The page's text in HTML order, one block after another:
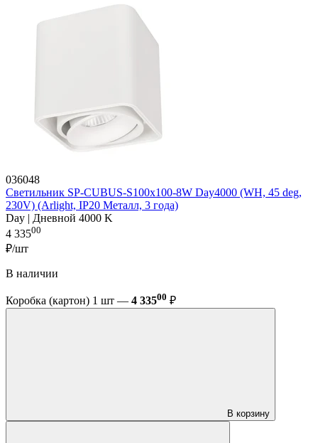
036048
Светильник SP-CUBUS-S100x100-8W Day4000 (WH, 45 deg,
230V) (Arlight, IP20 Металл, 3 года)
Day | Дневной 4000 K
4 33500
₽/шт
В наличии
Коробка (картон) 1 шт — 4 33500 ₽
В корзину